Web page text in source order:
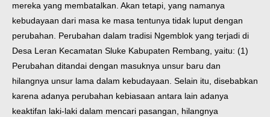
mereka yang membatalkan. Akan tetapi, yang namanya
kebudayaan dari masa ke masa tentunya tidak luput dengan
perubahan. Perubahan dalam tradisi Ngemblok yang terjadi di
Desa Leran Kecamatan Sluke Kabupaten Rembang, yaitu: (1)
Perubahan ditandai dengan masuknya unsur baru dan
hilangnya unsur lama dalam kebudayaan. Selain itu, disebabkan
karena adanya perubahan kebiasaan antara lain adanya
keaktifan laki-laki dalam mencari pasangan, hilangnya